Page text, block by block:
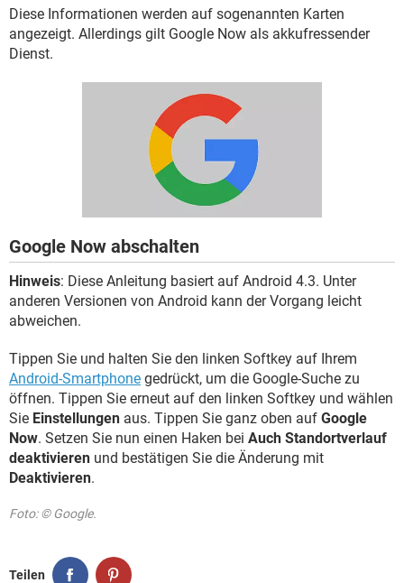
HARDWARE
WINDOWS 10 INSTAGRAM
WHATSAPP TIKTOK
WINDOWS 10
TIKTOK
HARDWARE
Diese Informationen werden auf sogenannten Karten
angezeigt. Allerdings gilt Google Now als akkufressender
Dienst.
Google Now abschalten
Hinweis: Diese Anleitung basiert auf Android 4.3. Unter
anderen Versionen von Android kann der Vorgang leicht
abweichen.
Tippen Sie und halten Sie den linken Softkey auf Ihrem
Android-Smartphone gedrückt, um die Google-Suche zu
öffnen. Tippen Sie erneut auf den linken Softkey und wählen
Sie Einstellungen aus. Tippen Sie ganz oben auf Google
Now. Setzen Sie nun einen Haken bei Auch Standortverlauf
deaktivieren und bestätigen Sie die Änderung mit
Deaktivieren.
Foto: © Google.
Teilen